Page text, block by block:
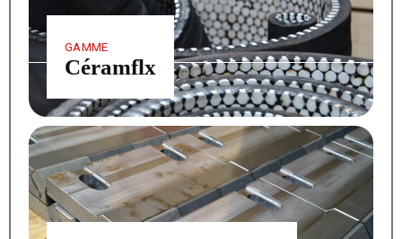
GAMME
Céramflx